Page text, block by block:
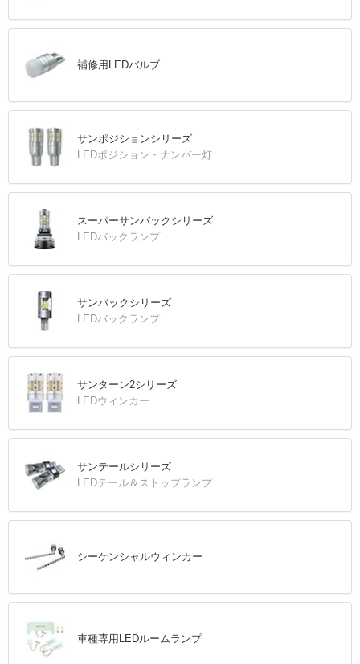
補修用LEDバルブ
サンポジションシリーズ
LEDポジション・ナンバー灯
スーパーサンバックシリーズ
LEDバックランプ
サンバックシリーズ
LEDバックランプ
サンターン2シリーズ
LEDウィンカー
サンテールシリーズ
LEDテール＆ストップランプ
シーケンシャルウィンカー
車種専用LEDルームランプ